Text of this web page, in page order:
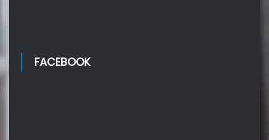
FACEBOOK